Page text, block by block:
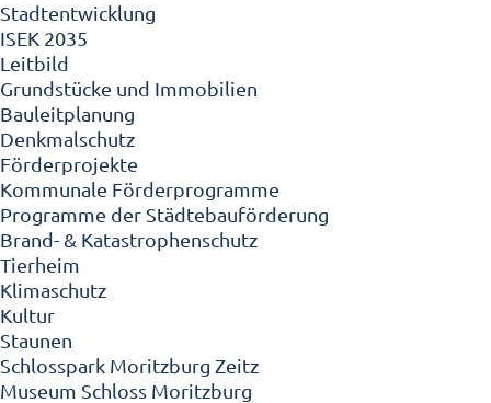
Stadtentwicklung
ISEK 2035
Leitbild
Grundstücke und Immobilien
Bauleitplanung
Denkmalschutz
Förderprojekte
Kommunale Förderprogramme
Programme der Städtebauförderung
Brand- & Katastrophenschutz
Tierheim
Klimaschutz
Kultur
Staunen
Schlosspark Moritzburg Zeitz
Museum Schloss Moritzburg